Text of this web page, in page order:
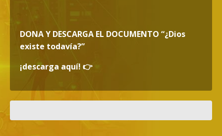
DONA Y DESCARGA EL DOCUMENTO “¿Dios
existe todavía?”
¡descarga aquí! 👉